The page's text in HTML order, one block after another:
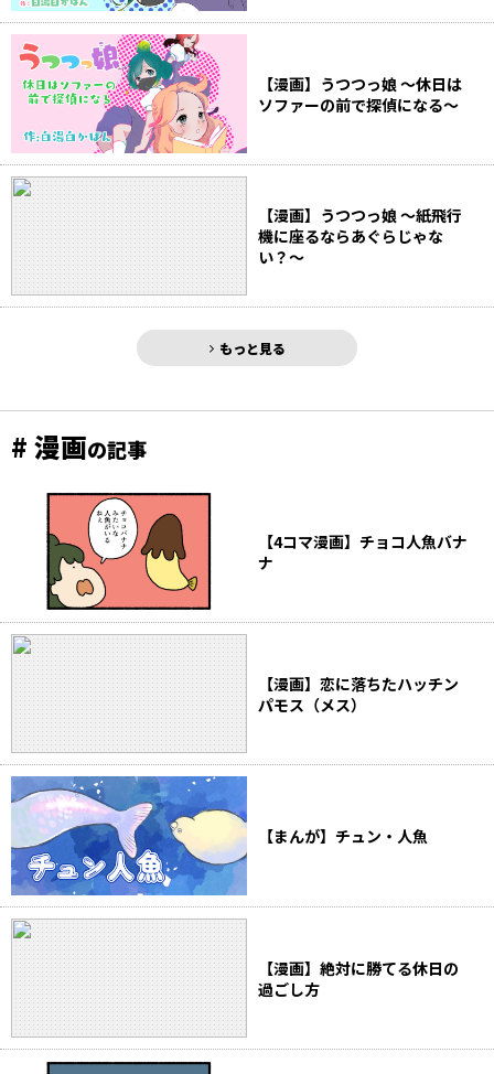
【漫画】うつつっ娘 〜休日は
ソファーの前で探偵になる〜
【漫画】うつつっ娘 〜紙飛行
機に座るならあぐらじゃな
い？〜
もっと見る
# 漫画の記事
【4コマ漫画】チョコ人魚バナ
ナ
【漫画】恋に落ちたハッチン
パモス（メス）
【まんが】チュン・人魚
【漫画】絶対に勝てる休日の
過ごし方